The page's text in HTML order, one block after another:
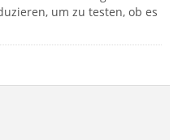
um zu testen, ob es